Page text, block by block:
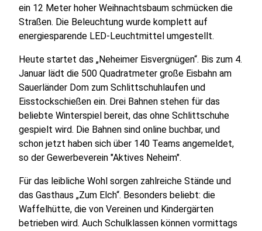
ein 12 Meter hoher Weihnachtsbaum schmücken die
Straßen. Die Beleuchtung wurde komplett auf
energiesparende LED-Leuchtmittel umgestellt.
Heute startet das „Neheimer Eisvergnügen“. Bis zum 4.
Januar lädt die 500 Quadratmeter große Eisbahn am
Sauerländer Dom zum Schlittschuhlaufen und
Eisstockschießen ein. Drei Bahnen stehen für das
beliebte Winterspiel bereit, das ohne Schlittschuhe
gespielt wird. Die Bahnen sind online buchbar, und
schon jetzt haben sich über 140 Teams angemeldet,
so der Gewerbeverein "Aktives Neheim".
Für das leibliche Wohl sorgen zahlreiche Stände und
das Gasthaus „Zum Elch“. Besonders beliebt: die
Waffelhütte, die von Vereinen und Kindergärten
betrieben wird. Auch Schulklassen können vormittags